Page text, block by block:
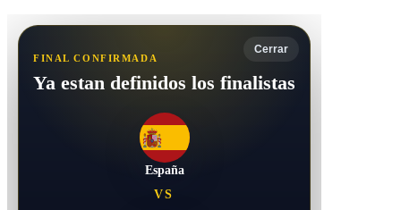
Cerrar
FINAL CONFIRMADA
Ya estan definidos los finalistas
España
VS